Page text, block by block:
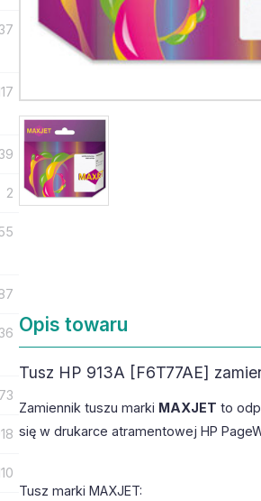
39
2
Opis towaru
Tusz HP 913A [F6T77AE]
Zamiennik tuszu marki MAXJET to
się w drukarce atramentowej HP
Tusz marki MAXJET: